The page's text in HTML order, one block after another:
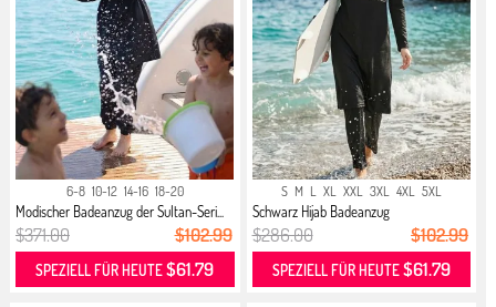
6-8 10-12 14-16 18-20
Modischer Badeanzug der Sultan-Seri...
$371.00 $102.99
SPEZIELL FÜR HEUTE$61.79
S M L XL XXL 3XL 4XL 5XL
Schwarz Hijab Badeanzug
$286.00 $102.99
SPEZIELL FÜR HEUTE$61.79